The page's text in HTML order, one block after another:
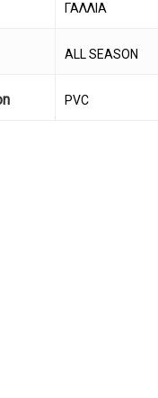
ΓΑΛΛΙΑ
ALL SEASON
PVC